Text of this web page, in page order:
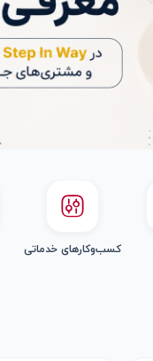
کسب‌وکارهای خدماتی